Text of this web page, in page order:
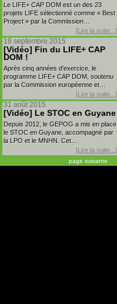
Le LIFE+ CAP DOM est un des 23
projets LIFE sélectionné comme « Best
Project » par la Commission…
[Lire la suite...]
18 septembre 2015
[Vidéo] Fin du LIFE+ CAP
DOM !
Après cinq années d’exercice, le
programme LIFE+ CAP DOM, soutenu
par la Commission européenne et…
[Lire la suite...]
31 août 2015
[Vidéo] Le STOC en Guyane
Depuis 2012, le GEPOG a mis en place
le STOC en Guyane, accompagné par
la LPO et le MNHN. Cet…
[Lire la suite...]
page suivante